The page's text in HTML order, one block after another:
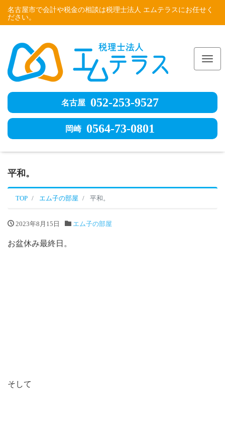
名古屋市で会計や税金の相談は税理士法人 エムテラスにお任せく
ださい。
名古屋 052-253-9527
岡崎 0564-73-0801
平和。
TOP エム子の部屋 平和。
2023年8月15日 エム子の部屋
お盆休み最終日。
そして